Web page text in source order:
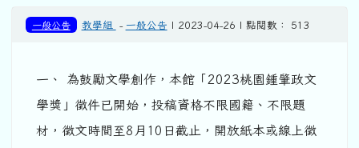
一般公告 教學組 - 一般公告 | 2023-04-26 | 點閱數： 513
一、 為鼓勵文學創作，本館「2023桃園鍾肇政文
學獎」徵件已開始，投稿資格不限國籍、不限題
材，徵文時間至8月10日截止，開放紙本或線上徵